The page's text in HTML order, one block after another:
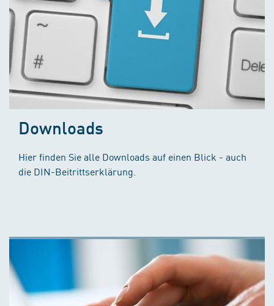
Downloads
Hier finden Sie alle Downloads auf einen Blick - auch
die DIN-Beitrittserklärung.